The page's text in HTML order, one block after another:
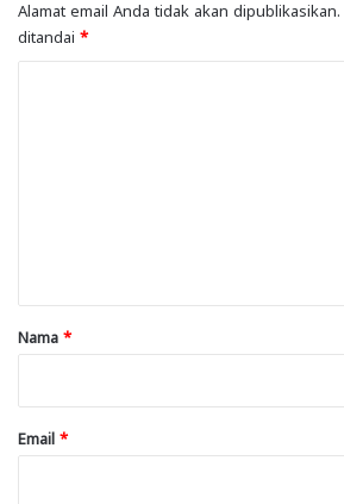
Alamat email Anda tidak akan dipublikasikan.
ditandai *
rNama *
Email *